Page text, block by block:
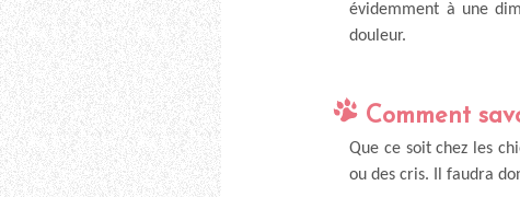
évidemment à une
douleur.
Comment
Que ce soit chez les
ou des cris. Il faudra